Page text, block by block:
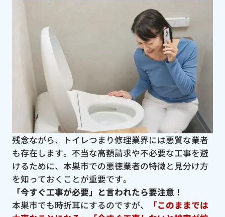
残念ながら、トイレつまり修理業界には悪質な業者
も存在します。不当な高額請求や不必要な工事を避
けるために、本巣市での悪徳業者の特徴と見分け方
を知っておくことが重要です。
「今すぐ工事が必要」と言われたら要注意！
本巣市でも時折耳にするのですが、
「このままでは